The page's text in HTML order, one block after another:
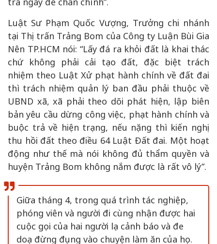
Luật Sư Phạm Quốc Vượng, Trưởng chi nhánh
tại Thị trấn Trảng Bom của Công ty Luận Bùi Gia
Nên TP.HCM nói: “Lấy đá ra khỏi đất là khai thác
chứ không phải cải tạo đất, đặc biệt trách
nhiệm theo Luật Xử phạt hành chính về đất đai
thì trách nhiệm quản lý ban đầu phải thuộc về
UBND xã, xã phải theo dõi phát hiện, lập biên
bản yêu cầu dừng công việc, phạt hành chính và
buộc trả về hiện trạng, nếu nặng thì kiến nghị
thu hồi đất theo điều 64 Luật Đất đai. Một hoạt
động như thế mà nói không đủ thẩm quyền và
huyện Trảng Bom không nắm được là rất vô lý”.
Giữa tháng 4, trong quá trình tác nghiệp,
phóng viên và người đi cùng nhận được hai
cuộc gọi của hai người lạ cảnh báo và đe
doạ đừng đụng vào chuyện làm ăn của họ.